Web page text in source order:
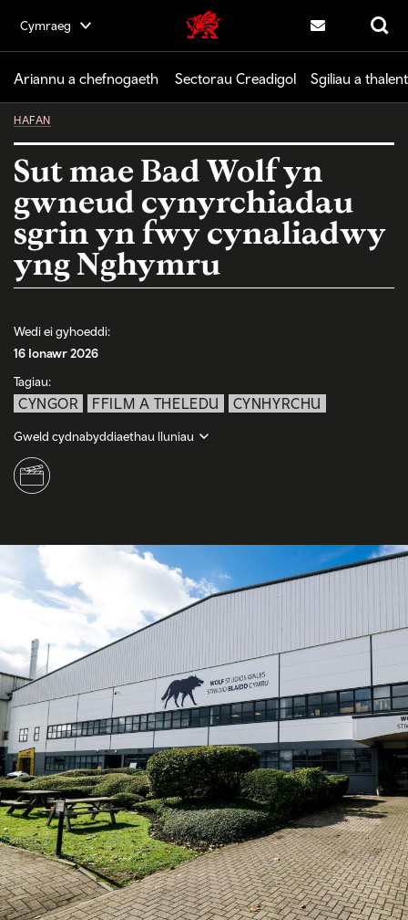
main
content
Cymraeg Cymru Greadigol homeCysylltwch â niChwilio
Ariannu a chefnogaeth Sectorau Creadigol Sgiliau a thalent
HAFAN
Sut mae Bad Wolf yn
gwneud cynyrchiadau
sgrin yn fwy cynaliadwy
yng Nghymru
Wedi ei gyhoeddi:
16 Ionawr 2026
Tagiau:
CYNGOR FFILM A THELEDU CYNHYRCHU
Gweld cydnabyddiaethau lluniau